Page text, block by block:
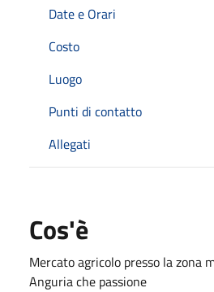
Date e Orari
Costo
Luogo
Punti di contatto
Allegati
Cos'è
Mercato agricolo presso la zona
Anguria che passione